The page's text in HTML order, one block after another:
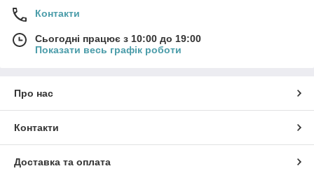
Контакти
Сьогодні працює з 10:00 до 19:00
Показати весь графік роботи
Про нас
Контакти
Доставка та оплата